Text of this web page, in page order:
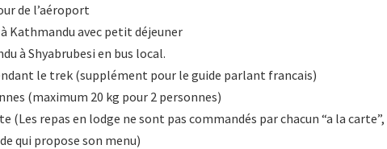
de l’aéroport
Kathmandu avec petit déjeuner
à Shyabrubesi en bus local.
le trek (supplément pour le guide parlant francais)
(maximum 20 kg pour 2 personnes)
(Les repas en lodge ne sont pas commandés par chacun “a la carte”,
qui propose son menu)